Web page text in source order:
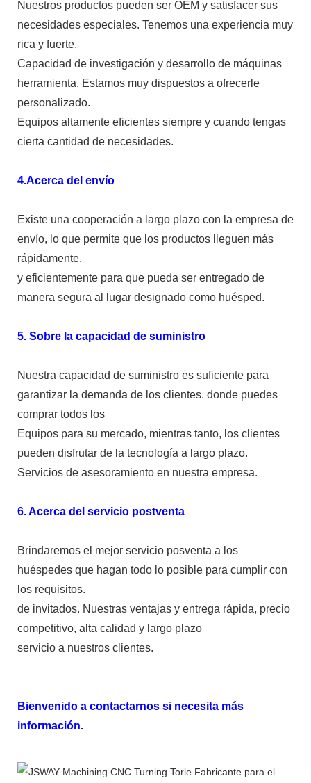
Nuestros productos pueden ser OEM y satisfacer sus
necesidades especiales. Tenemos una experiencia muy
rica y fuerte.
Capacidad de investigación y desarrollo de máquinas
herramienta. Estamos muy dispuestos a ofrecerle
personalizado.
Equipos altamente eficientes siempre y cuando tengas
cierta cantidad de necesidades.
4.Acerca del envío
Existe una cooperación a largo plazo con la empresa de
envío, lo que permite que los productos lleguen más
rápidamente.
y eficientemente para que pueda ser entregado de
manera segura al lugar designado como huésped.
5. Sobre la capacidad de suministro
Nuestra capacidad de suministro es suficiente para
garantizar la demanda de los clientes. donde puedes
comprar todos los
Equipos para su mercado, mientras tanto, los clientes
pueden disfrutar de la tecnología a largo plazo.
Servicios de asesoramiento en nuestra empresa.
6. Acerca del servicio postventa
Brindaremos el mejor servicio posventa a los
huéspedes que hagan todo lo posible para cumplir con
los requisitos.
de invitados. Nuestras ventajas y entrega rápida, precio
competitivo, alta calidad y largo plazo
servicio a nuestros clientes.
Bienvenido a contactarnos si necesita más
información.